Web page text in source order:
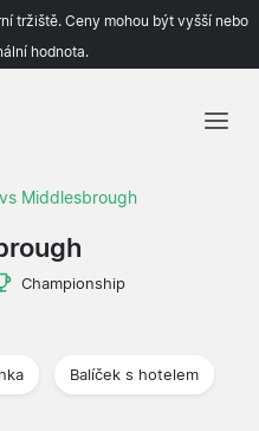
tržiště. Ceny mohou být vyšší nebo
hodnota.
Middlesbrough
Championship
Balíček s hotelem